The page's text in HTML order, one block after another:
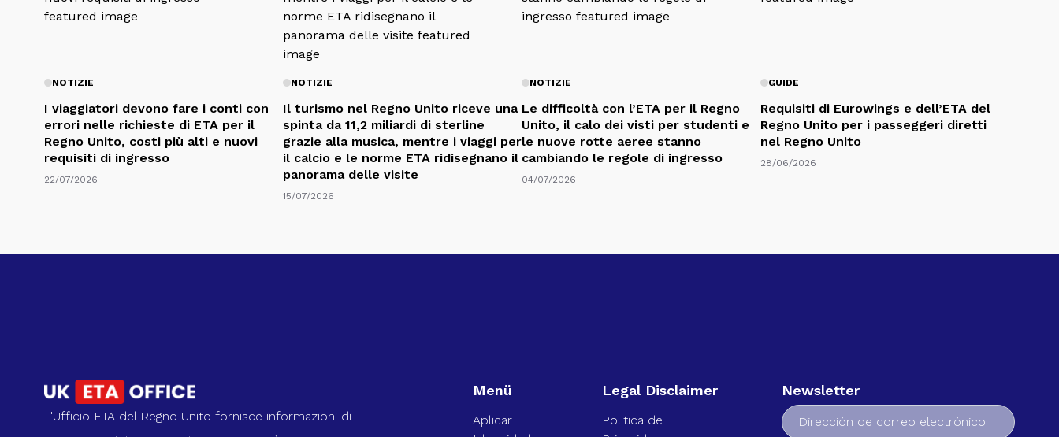
NOTIZIE
I viaggiatori devono fare i conti con
errori nelle richieste di ETA per il
Regno Unito, costi più alti e nuovi
requisiti di ingresso
22/07/2026
NOTIZIE
Il turismo nel Regno Unito riceve una
spinta da 11,2 miliardi di sterline
grazie alla musica, mentre i viaggi per
il calcio e le norme ETA ridisegnano il
panorama delle visite
15/07/2026
NOTIZIE
Le difficoltà con l’ETA per il Regno
Unito, il calo dei visti per studenti e
le nuove rotte aeree stanno
cambiando le regole di ingresso
04/07/2026
GUIDE
Requisiti di Eurowings e dell’ETA del
Regno Unito per i passeggeri diretti
nel Regno Unito
28/06/2026
L'Ufficio ETA del Regno Unito fornisce informazioni di
Menü
Aplicar
Legal Disclaimer
Politica de
Newsletter